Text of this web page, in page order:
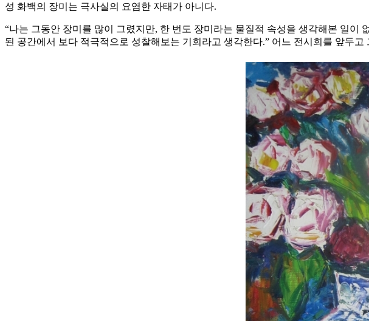
성 화백의 장미는 극사실의 요염한 자태가 아니다.
“나는 그동안 장미를 많이 그렸지만, 한 번도 장미라는 물질적 속성을 생각해본 일
된 공간에서 보다 적극적으로 성찰해보는 기회라고 생각한다.” 어느 전시회를 앞두고